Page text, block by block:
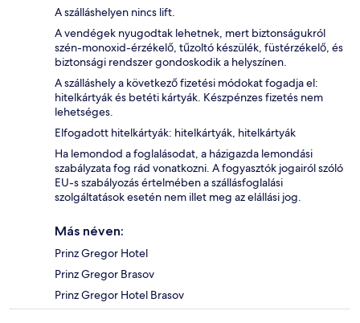
A szálláshelyen nincs lift.
A vendégek nyugodtak lehetnek, mert biztonságukról
szén-monoxid-érzékelő, tűzoltó készülék, füstérzékelő, és
biztonsági rendszer gondoskodik a helyszínen.
A szálláshely a következő fizetési módokat fogadja el:
hitelkártyák és betéti kártyák. Készpénzes fizetés nem
lehetséges.
Elfogadott hitelkártyák: hitelkártyák, hitelkártyák
Ha lemondod a foglalásodat, a házigazda lemondási
szabályzata fog rád vonatkozni. A fogyasztók jogairól szóló
EU-s szabályozás értelmében a szállásfoglalási
szolgáltatások esetén nem illet meg az elállási jog.
Más néven:
Prinz Gregor Hotel
Prinz Gregor Brasov
Prinz Gregor Hotel Brasov